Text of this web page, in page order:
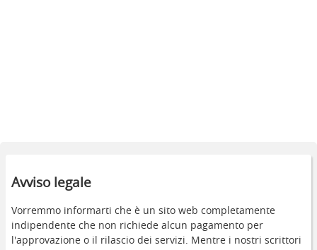
Avviso legale
Vorremmo informarti che è un sito web completamente
indipendente che non richiede alcun pagamento per
l'approvazione o il rilascio dei servizi. Mentre i nostri scrittori